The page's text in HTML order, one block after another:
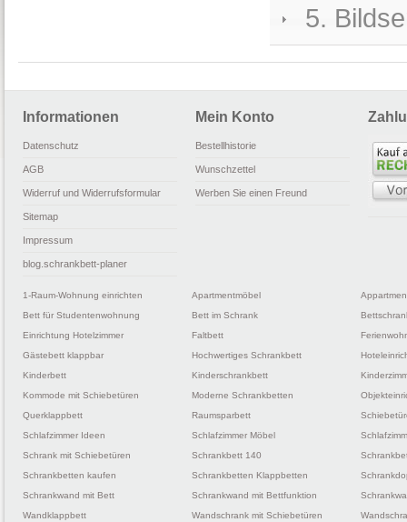
5.
Informationen
Datenschutz
AGB
Widerruf und Widerrufsformular
Sitemap
Impressum
blog.schrankbett-planer
Mein Konto
Bestellhistorie
Wunschzettel
Werben Sie einen Freund
1-Raum-Wohnung einrichten Apartmentmöbel
Bett für Studentenwohnung
Bett im Schrank
Einrichtung Hotelzimmer
Faltbett
Gästebett klappbar
Hochwertiges Schrankbett
Kinderbett
Kinderschrankbett
Kommode mit Schiebetüren
Moderne Schrankbetten
Querklappbett
Raumsparbett
Schlafzimmer Ideen
Schlafzimmer Möbel
Schrank mit Schiebetüren
Schrankbett 140
Schrankbetten kaufen
Schrankbetten Klappbetten
Schrankwand mit Bett
Schrankwand mit Bettfunktion
Wandklappbett
Wandschrank mit Schiebetüren